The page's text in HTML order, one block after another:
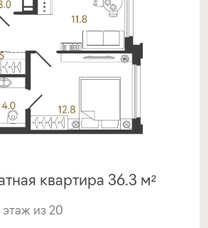
от МКБ
в строящемся доме
от Застройщика
1-й взнос
платёж
квартира 36.3 м²
этаж из 20